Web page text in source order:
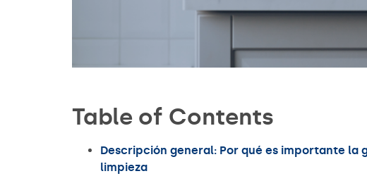
Table of Contents
Descripción general: Por qué es importante la
limpieza